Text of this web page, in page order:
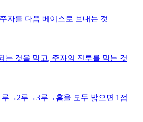
자를 다음 베이스로 보내는 것
는 것을 막고, 주자의 진루를 막는 것
루→2루→3루→홈을 모두 밟으면 1점